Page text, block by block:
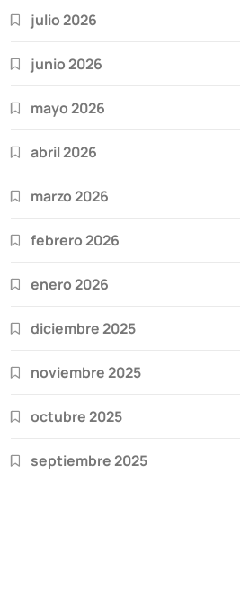
julio 2026
junio 2026
mayo 2026
abril 2026
marzo 2026
febrero 2026
enero 2026
diciembre 2025
noviembre 2025
octubre 2025
septiembre 2025